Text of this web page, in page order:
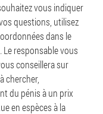
vous indiquer
questions, utilisez
dans le
responsable vous
conseillera sur
chercher,
du pénis à un prix
en espèces à la